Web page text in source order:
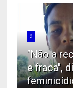
9
"Não a
e fraca",